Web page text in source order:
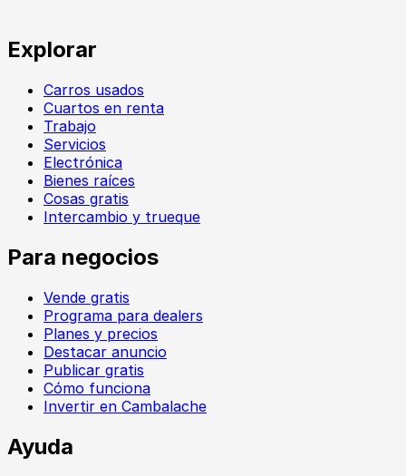
Explorar
Carros usados
Cuartos en renta
Trabajo
Servicios
Electrónica
Bienes raíces
Cosas gratis
Intercambio y trueque
Para negocios
Vende gratis
Programa para dealers
Planes y precios
Destacar anuncio
Publicar gratis
Cómo funciona
Invertir en Cambalache
Ayuda